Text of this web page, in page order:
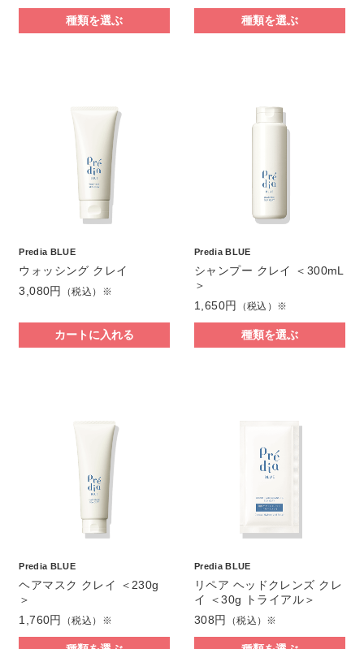
種類を選ぶ 種類を選ぶ
Predia BLUE
ウォッシング クレイ
3,080円
（税込）※
カートに入れる
Predia BLUE
シャンプー クレイ ＜300mL
＞
1,650円
（税込）※
種類を選ぶ
Predia BLUE
ヘアマスク クレイ ＜230g
＞
1,760円
（税込）※
Predia BLUE
リペア ヘッドクレンズ クレ
イ ＜30g トライアル＞
308円
（税込）※